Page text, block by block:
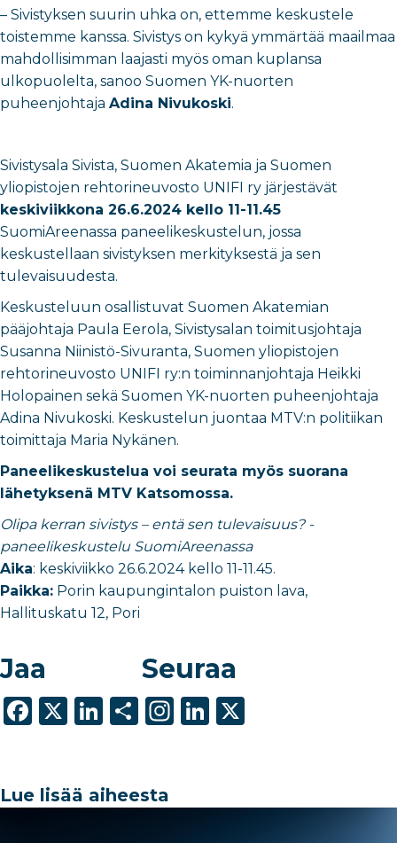
– Sivistyksen suurin uhka on, ettemme keskustele
toistemme kanssa. Sivistys on kykyä ymmärtää maailmaa
mahdollisimman laajasti myös oman kuplansa
ulkopuolelta, sanoo Suomen YK-nuorten
puheenjohtaja Adina Nivukoski.
Sivistysala Sivista, Suomen Akatemia ja Suomen
yliopistojen rehtorineuvosto UNIFI ry järjestävät
keskiviikkona 26.6.2024 kello 11-11.45
SuomiAreenassa paneelikeskustelun, jossa
keskustellaan sivistyksen merkityksestä ja sen
tulevaisuudesta.
Keskusteluun osallistuvat Suomen Akatemian
pääjohtaja Paula Eerola, Sivistysalan toimitusjohtaja
Susanna Niinistö-Sivuranta, Suomen yliopistojen
rehtorineuvosto UNIFI ry:n toiminnanjohtaja Heikki
Holopainen sekä Suomen YK-nuorten puheenjohtaja
Adina Nivukoski. Keskustelun juontaa MTV:n politiikan
toimittaja Maria Nykänen.
Paneelikeskustelua voi seurata myös suorana
lähetyksenä MTV Katsomossa.
Olipa kerran sivistys – entä sen tulevaisuus? -
paneelikeskustelu SuomiAreenassa
Aika: keskiviikko 26.6.2024 kello 11-11.45.
Paikka: Porin kaupungintalon puiston lava,
Hallituskatu 12, Pori
Jaa
F
e
X
Li
e
S
e
Seuraa
In Li
Lue lisää aiheesta